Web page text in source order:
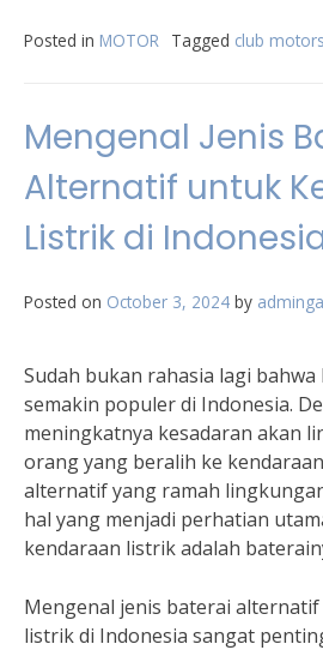
Posted in MOTOR Tagged club
Mengenal Jenis
Alternatif untuk
Listrik di
Posted on October 3, 2024 by
Sudah bukan rahasia lagi
semakin populer di Indonesia.
meningkatnya kesadaran akan
orang yang beralih ke
alternatif yang ramah
hal yang menjadi perhatian
kendaraan listrik adalah
Mengenal jenis baterai
listrik di Indonesia sangat